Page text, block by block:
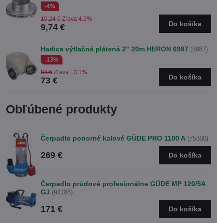
-4%
9,74 €
10,24 € Zľava 4.9%
Do košíka
Hadica výtlačná plátená 2" 20m HERON 6987 (6987)
-13%
73 €
84 € Zľava 13.1%
Do košíka
Obľúbené produkty
Čerpadlo ponorné kalové GÜDE PRO 1100 A (75800)
269 € Do košíka
Čerpadlo prúdové profesionálne GÜDE MP 120/5A
GJ (94188)
171 € Do košíka